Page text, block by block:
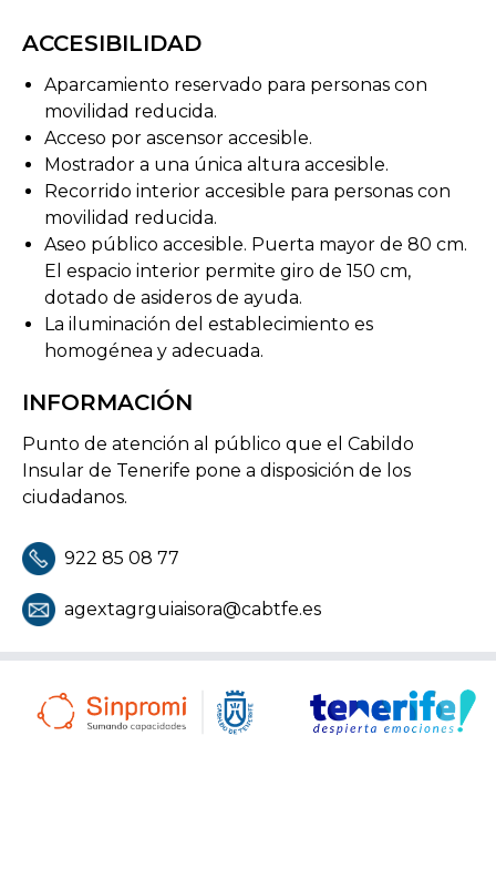
ACCESIBILIDAD
Aparcamiento reservado para personas con
movilidad reducida.
Acceso por ascensor accesible.
Mostrador a una única altura accesible.
Recorrido interior accesible para personas con
movilidad reducida.
Aseo público accesible. Puerta mayor de 80 cm.
El espacio interior permite giro de 150 cm,
dotado de asideros de ayuda.
La iluminación del establecimiento es
homogénea y adecuada.
INFORMACIÓN
Punto de atención al público que el Cabildo
Insular de Tenerife pone a disposición de los
ciudadanos.
922 85 08 77
agextagrguiaisora@cabtfe.es